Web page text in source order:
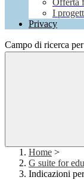
Offerta
I
Privacy
Campo di ricerca
Home >
G suite for
Indicazioni